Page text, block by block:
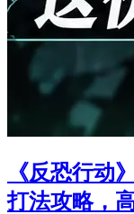
《反恐行动
打法攻略，